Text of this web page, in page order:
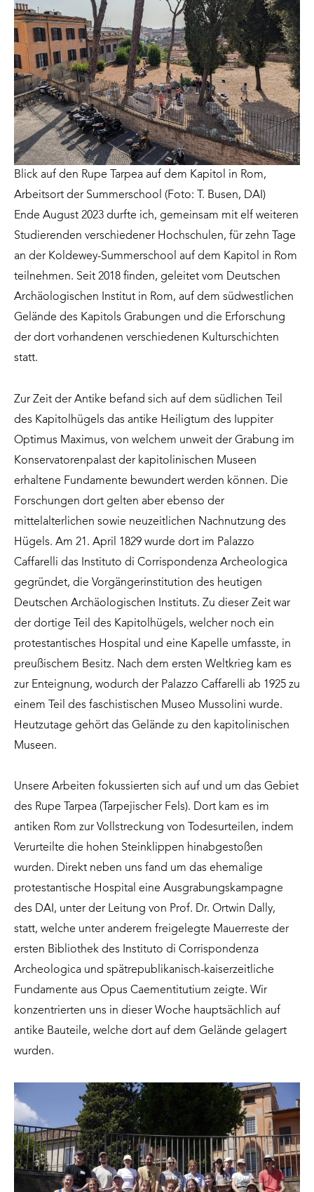
Blick auf den Rupe Tarpea auf dem Kapitol in Rom,
Arbeitsort der Summerschool (Foto: T. Busen, DAI)
Ende August 2023 durfte ich, gemeinsam mit elf weiteren
Studierenden verschiedener Hochschulen, für zehn Tage
an der Koldewey-Summerschool auf dem Kapitol in Rom
teilnehmen. Seit 2018 finden, geleitet vom Deutschen
Archäologischen Institut in Rom, auf dem südwestlichen
Gelände des Kapitols Grabungen und die Erforschung
der dort vorhandenen verschiedenen Kulturschichten
statt.
Zur Zeit der Antike befand sich auf dem südlichen Teil
des Kapitolhügels das antike Heiligtum des Iuppiter
Optimus Maximus, von welchem unweit der Grabung im
Konservatorenpalast der kapitolinischen Museen
erhaltene Fundamente bewundert werden können. Die
Forschungen dort gelten aber ebenso der
mittelalterlichen sowie neuzeitlichen Nachnutzung des
Hügels. Am 21. April 1829 wurde dort im Palazzo
Caffarelli das Instituto di Corrispondenza Archeologica
gegründet, die Vorgängerinstitution des heutigen
Deutschen Archäologischen Instituts. Zu dieser Zeit war
der dortige Teil des Kapitolhügels, welcher noch ein
protestantisches Hospital und eine Kapelle umfasste, in
preußischem Besitz. Nach dem ersten Weltkrieg kam es
zur Enteignung, wodurch der Palazzo Caffarelli ab 1925 zu
einem Teil des faschistischen Museo Mussolini wurde.
Heutzutage gehört das Gelände zu den kapitolinischen
Museen.
Unsere Arbeiten fokussierten sich auf und um das Gebiet
des Rupe Tarpea (Tarpejischer Fels). Dort kam es im
antiken Rom zur Vollstreckung von Todesurteilen, indem
Verurteilte die hohen Steinklippen hinabgestoßen
wurden. Direkt neben uns fand um das ehemalige
protestantische Hospital eine Ausgrabungskampagne
des DAI, unter der Leitung von Prof. Dr. Ortwin Dally,
statt, welche unter anderem freigelegte Mauerreste der
ersten Bibliothek des Instituto di Corrispondenza
Archeologica und spätrepublikanisch-kaiserzeitliche
Fundamente aus Opus Caementitutium zeigte. Wir
konzentrierten uns in dieser Woche hauptsächlich auf
antike Bauteile, welche dort auf dem Gelände gelagert
wurden.